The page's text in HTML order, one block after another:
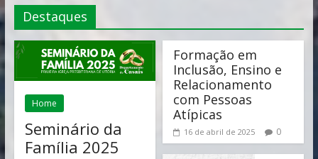
Destaques
Home
Seminário da
Família 2025
Formação em
Inclusão, Ensino e
Relacionamento
com Pessoas
Atípicas
16 de abril de 2025 0